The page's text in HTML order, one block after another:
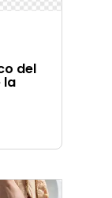
del
la